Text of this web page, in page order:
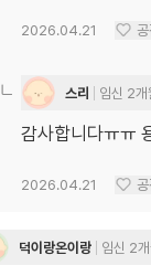
2026.04.21
스리 임신 2개
감사합니다ㅠㅠ
2026.04.21
덕이랑온이랑 임신 2